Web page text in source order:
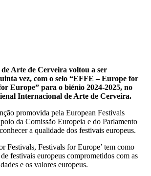
Arte de Cerveira voltou a ser
vez, com o selo “EFFE – Europe for
Europe” para o biénio 2024-2025, no
Internacional de Arte de Cerveira.
promovida pela European Festivals
da Comissão Europeia e do Parlamento
a qualidade dos festivais europeus.
Festivals, Festivals for Europe’ tem como
festivais europeus comprometidos com as
e os valores europeus.